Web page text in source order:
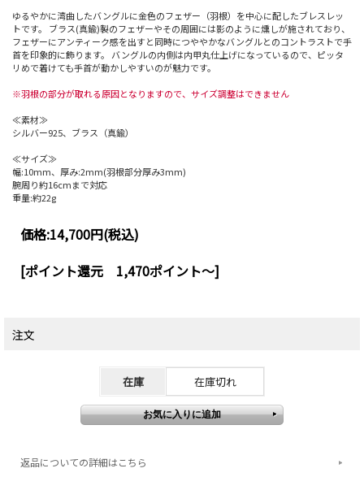
ゆるやかに湾曲したバングルに金色のフェザー（羽根）を中心に配したブレスレッ
トです。 ブラス(真鍮)製のフェザーやその周囲には影のように燻しが施されており、
フェザーにアンティーク感を出すと同時につややかなバングルとのコントラストで手
首を印象的に飾ります。 バングルの内側は内甲丸仕上げになっているので、ピッタ
リめで着けても手首が動かしやすいのが魅力です。
※羽根の部分が取れる原因となりますので、サイズ調整はできません
≪素材≫
シルバー925、ブラス（真鍮）
≪サイズ≫
幅:10mm、厚み:2mm(羽根部分厚み3mm)
腕周り約16cmまで対応
重量:約22g
価格:14,700円(税込)
[ポイント還元 1,470ポイント～]
注文
在庫 在庫切れ
返品についての詳細はこちら